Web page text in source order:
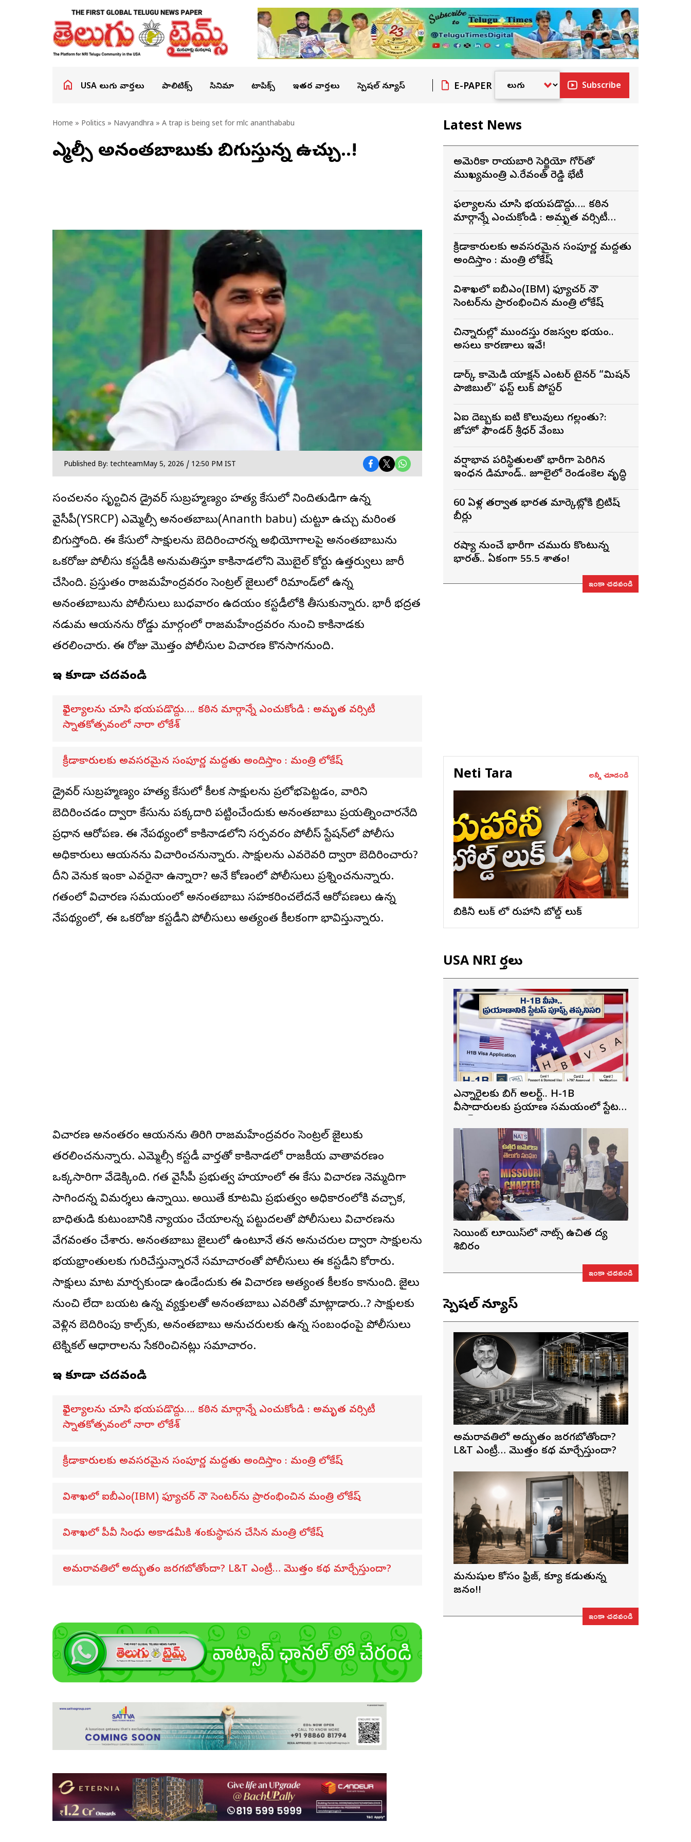
USA తెలుగు వార్తలు పాలిటిక్స్ సినిమా టాపిక్స్ ఇతర వార్తలు స్పెషల్ న్యూస్ E-PAPER Subscribe
Home » Politics » Navyandhra » A trap is being set for mlc ananthababu
ఎమ్మెల్సీ అనంతబాబుకు బిగుస్తున్న ఉచ్చు..!
Published By: techteamMay 5, 2026 / 12:50 PM IST
సంచలనం సృష్టించిన డ్రైవర్ సుబ్రహ్మణ్యం హత్య కేసులో నిందితుడిగా ఉన్న
వైసీపీ(YSRCP) ఎమ్మెల్సీ అనంతబాబు(Ananth babu) చుట్టూ ఉచ్చు మరింత
బిగుస్తోంది. ఈ కేసులో సాక్షులను బెదిరించారన్న అభియోగాలపై అనంతబాబును
ఒకరోజు పోలీసు కస్టడీకి అనుమతిస్తూ కాకినాడలోని మొబైల్ కోర్టు ఉత్తర్వులు జారీ
చేసింది. ప్రస్తుతం రాజమహేంద్రవరం సెంట్రల్ జైలులో రిమాండ్‌లో ఉన్న
అనంతబాబును పోలీసులు బుధవారం ఉదయం కస్టడీలోకి తీసుకున్నారు. భారీ భద్రత
నడుమ ఆయనను రోడ్డు మార్గంలో రాజమహేంద్రవరం నుంచి కాకినాడకు
తరలించారు. ఈ రోజు మొత్తం పోలీసుల విచారణ కొనసాగనుంది.
ఇవి కూడా చదవండి
వైఫల్యాలను చూసి భయపడొద్దు…. కఠిన మార్గాన్నే ఎంచుకోండి : అమృత వర్సిటీ
స్నాతకోత్సవంలో నారా లోకేశ్
క్రీడాకారులకు అవసరమైన సంపూర్ణ మద్దతు అందిస్తాం : మంత్రి లోకేష్
డ్రైవర్ సుబ్రహ్మణ్యం హత్య కేసులో కీలక సాక్షులను ప్రలోభపెట్టడం, వారిని
బెదిరించడం ద్వారా కేసును పక్కదారి పట్టించేందుకు అనంతబాబు ప్రయత్నించారనేది
ప్రధాన ఆరోపణ. ఈ నేపథ్యంలో కాకినాడలోని సర్పవరం పోలీస్ స్టేషన్‌లో పోలీసు
అధికారులు ఆయనను విచారించనున్నారు. సాక్షులను ఎవరెవరి ద్వారా బెదిరించారు?
దీని వెనుక ఇంకా ఎవరైనా ఉన్నారా? అనే కోణంలో పోలీసులు ప్రశ్నించనున్నారు.
గతంలో విచారణ సమయంలో అనంతబాబు సహకరించలేదనే ఆరోపణలు ఉన్న
నేపథ్యంలో, ఈ ఒకరోజు కస్టడీని పోలీసులు అత్యంత కీలకంగా భావిస్తున్నారు.
విచారణ అనంతరం ఆయనను తిరిగి రాజమహేంద్రవరం సెంట్రల్ జైలుకు
తరలించనున్నారు. ఎమ్మెల్సీ కస్టడీ వార్తతో కాకినాడలో రాజకీయ వాతావరణం
ఒక్కసారిగా వేడెక్కింది. గత వైసీపీ ప్రభుత్వ హయాంలో ఈ కేసు విచారణ నెమ్మదిగా
సాగిందన్న విమర్శలు ఉన్నాయి. అయితే కూటమి ప్రభుత్వం అధికారంలోకి వచ్చాక,
బాధితుడి కుటుంబానికి న్యాయం చేయాలన్న పట్టుదలతో పోలీసులు విచారణను
వేగవంతం చేశారు. అనంతబాబు జైలులో ఉంటూనే తన అనుచరుల ద్వారా సాక్షులను
భయభ్రాంతులకు గురిచేస్తున్నారనే సమాచారంతో పోలీసులు ఈ కస్టడీని కోరారు.
సాక్షులు మాట మార్చకుండా ఉండేందుకు ఈ విచారణ అత్యంత కీలకం కానుంది. జైలు
నుంచి లేదా బయట ఉన్న వ్యక్తులతో అనంతబాబు ఎవరితో మాట్లాడారు..? సాక్షులకు
వెళ్లిన బెదిరింపు కాల్స్‌కు, అనంతబాబు అనుచరులకు ఉన్న సంబంధంపై పోలీసులు
టెక్నికల్ ఆధారాలను సేకరించినట్లు సమాచారం.
ఇవి కూడా చదవండి
వైఫల్యాలను చూసి భయపడొద్దు…. కఠిన మార్గాన్నే ఎంచుకోండి : అమృత వర్సిటీ
స్నాతకోత్సవంలో నారా లోకేశ్
క్రీడాకారులకు అవసరమైన సంపూర్ణ మద్దతు అందిస్తాం : మంత్రి లోకేష్
విశాఖలో ఐబీఎం(IBM) ఫ్యూచర్ నౌ సెంటర్‌ను ప్రారంభించిన మంత్రి లోకేష్
విశాఖలో పీవీ సింధు అకాడమీకి శంకుస్థాపన చేసిన మంత్రి లోకేష్
అమరావతిలో అద్భుతం జరగబోతోందా? L&T ఎంట్రీ… మొత్తం కథ మార్చేస్తుందా?
Latest News
అమెరికా రాయబారి సెర్జియో గోర్‌తో
ముఖ్యమంత్రి ఎ.రేవంత్ రెడ్డి భేటీ
వైఫల్యాలను చూసి భయపడొద్దు…. కఠిన
మార్గాన్నే ఎంచుకోండి : అమృత వర్సిటీ
క్రీడాకారులకు అవసరమైన సంపూర్ణ మద్దతు
అందిస్తాం : మంత్రి లోకేష్
విశాఖలో ఐబీఎం(IBM) ఫ్యూచర్ నౌ
సెంటర్‌ను ప్రారంభించిన మంత్రి లోకేష్
చిన్నారుల్లో ముందస్తు రజస్వల భయం..
అసలు కారణాలు ఇవే!
డార్క్ కామెడీ యాక్షన్ ఎంటర్ టైనర్ “మిషన్
పాజిబుల్” ఫస్ట్ లుక్ పోస్టర్
ఏఐ దెబ్బకు ఐటీ కొలువులు గల్లంతు?:
జోహో ఫౌండర్ శ్రీధర్ వేంబు
వర్షాభావ పరిస్థితులతో భారీగా పెరిగిన
ఇంధన డిమాండ్.. జూలైలో రెండంకెల వృద్ధి
60 ఏళ్ల తర్వాత భారత మార్కెట్లోకి బ్రిటీష్
బీర్లు
రష్యా నుంచే భారీగా చమురు కొంటున్న
భారత్.. ఏకంగా 55.5 శాతం!
ఇంకా చదవండి
Neti Tara అన్నీ చూడండి
బికినీ లుక్ లో రుహానీ బోల్డ్ లుక్
USA NRI వార్తలు
ఎన్నారైలకు బిగ్ అలర్ట్.. H-1B
వీసాదారులకు ప్రయాణ సమయంలో స్టేటస్
సెయింట్ లూయిస్‌లో నాట్స్ ఉచిత వైద్య
శిబిరం
ఇంకా చదవండి
స్పెషల్ న్యూస్
అమరావతిలో అద్భుతం జరగబోతోందా?
L&T ఎంట్రీ… మొత్తం కథ మార్చేస్తుందా?
మనుషుల కోసం ఫ్రిజ్, క్యూ కడుతున్న
జనం!!
ఇంకా చదవండి